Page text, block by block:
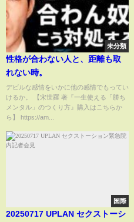
未分類
性格が合わない人と、距離も取
れない時。
デビルな感情をいかに他の感情でもってい
けるか。 【宋世羅 著『一生使える「勝ち
メンタル」のつくり方』購入はこちらか
ら】 https://am...
国際
20250717 UPLAN セクストーシ